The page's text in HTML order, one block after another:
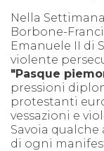
Nella
Borbone-
Emanuele II di
violente
"Pasque
pressioni
protestanti
vessazioni e
Savoia
di ogni